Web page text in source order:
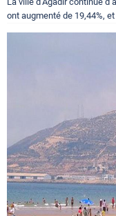
ont augmenté de 19,44%,